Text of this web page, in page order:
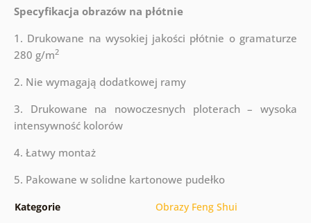
Specyfikacja obrazów na płótnie
1. Drukowane na wysokiej jakości płótnie o gramaturze
280 g/m2
2. Nie wymagają dodatkowej ramy
3. Drukowane na nowoczesnych ploterach – wysoka
intensywność kolorów
4. Łatwy montaż
5. Pakowane w solidne kartonowe pudełko
Kategorie Obrazy Feng Shui